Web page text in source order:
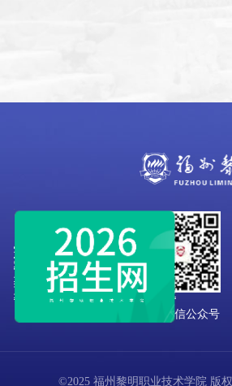
学校微信公众号
©2025 福州黎明职业技术学院 版